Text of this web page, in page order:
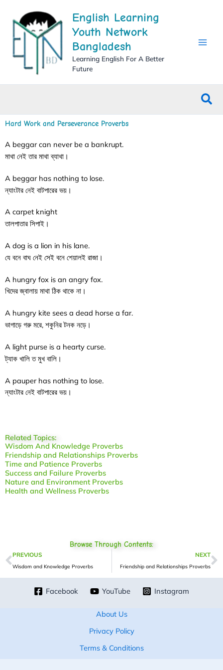
content
English Learning
Youth Network
Bangladesh
Learning English For A Better
Future
Hard Work and Perseverance Proverbs
A beggar can never be a bankrupt.
মাথা নেই তার মাথা ব্যাথা।
A beggar has nothing to lose.
ন্যাংটার নেই বাটপারের ভয়।
A carpet knight
তালপাতার সিপাই।
A dog is a lion in his lane.
যে বনে বাঘ নেই সেই বনে শেয়ালই রাজা।
A hungry fox is an angry fox.
খিদের জ্বালায় মাথা ঠিক থাকে না।
A hungry kite sees a dead horse a far.
ভাগাড়ে গরু মরে, শকুনির টনক নড়ে।
A light purse is a hearty curse.
ট্যাক খালি ত মুখ বালি।
A pauper has nothing to lose.
ন্যাংটার নেই বাটপারের ভয়।
Related Topics:
Wisdom And Knowledge Proverbs
Friendship and Relationships Proverbs
Time and Patience Proverbs
Success and Failure Proverbs
Nature and Environment Proverbs
Health and Wellness Proverbs
Browse Through Contents:
Prev
PREVIOUS
Wisdom and Knowledge Proverbs
NEXT
Friendship and Relationships Proverbs
Facebook YouTube Instagram
About Us
Privacy Policy
Terms & Conditions